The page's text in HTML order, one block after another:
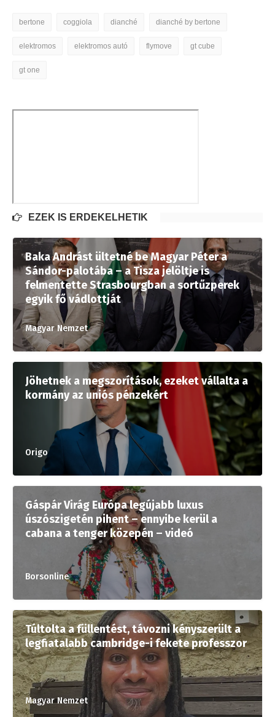
bertone coggiola dianché dianché by bertone
elektromos elektromos autó flymove gt cube
gt one
EZEK IS ÉRDEKELHETIK
Baka Andrást ültetné be Magyar Péter a
Sándor-palotába – a Tisza jelöltje is
felmentette Strasbourgban a sortűzperek
egyik fő vádlottját
Magyar Nemzet
Jöhetnek a megszorítások, ezeket vállalta a
kormány az uniós pénzekért
Origo
Gáspár Virág Európa legújabb luxus
úszószigetén pihent – ennyibe kerül a
cabana a tenger közepén – videó
Borsonline
Túltolta a füllentést, távozni kényszerült a
legfiatalabb cambridge-i fekete professzor
Magyar Nemzet